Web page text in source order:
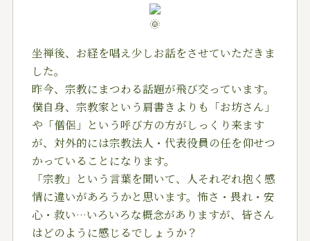
坐禅後、お経を唱え少しお話をさせていただきま
した。
昨今、宗教にまつわる話題が飛び交っています。
僕自身、宗教家という肩書きよりも「お坊さん」
や「僧侶」という呼び方の方がしっくり来ます
が、対外的には宗教法人・代表役員の任を仰せつ
かっていることになります。
「宗教」という言葉を聞いて、人それぞれ抱く感
情に違いがあろうかと思います。怖さ・畏れ・安
心・救い…いろいろな概念がありますが、皆さん
はどのように感じるでしょうか？